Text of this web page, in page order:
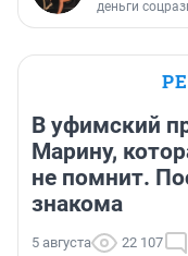
деньги
В уфимский
Марину,
не помнит.
знакома
5 августа 22 107